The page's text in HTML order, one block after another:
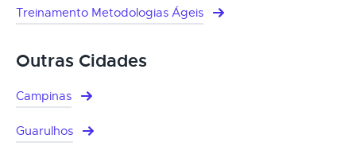
Treinamento Metodologias Ágeis
Outras Cidades
Campinas
Guarulhos